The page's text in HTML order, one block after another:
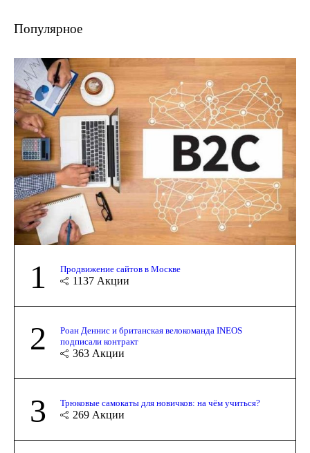
Популярное
1 Продвижение сайтов в Москве
1137 Акции
2
Роан Деннис и британская велокоманда INEOS
подписали контракт
363 Акции
3 Трюковые самокаты для новичков: на чём учиться?
269 Акции